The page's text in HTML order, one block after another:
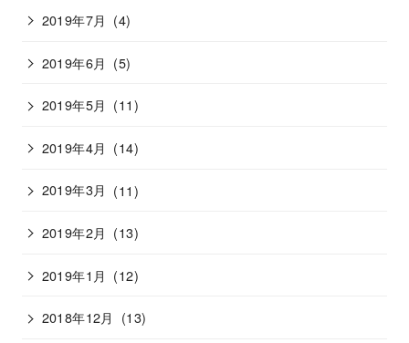
2019年7月 (4)
2019年6月 (5)
2019年5月 (11)
2019年4月 (14)
2019年3月 (11)
2019年2月 (13)
2019年1月 (12)
2018年12月 (13)